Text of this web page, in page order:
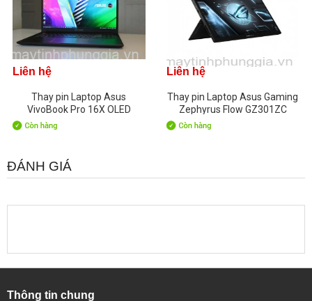
Liên hệ
Thay pin Laptop Asus
VivoBook Pro 16X OLED
Liên hệ
Thay pin Laptop Asus Gaming
Zephyrus Flow GZ301ZC
ĐÁNH GIÁ
Thông tin chung